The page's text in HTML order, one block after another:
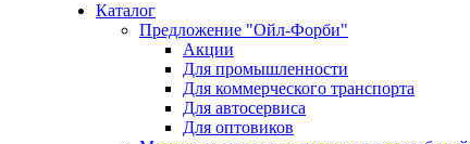
Каталог
Предложение "Ойл-Форби"
Акции
Для промышленности
Для коммерческого транспорта
Для автосервиса
Для оптовиков